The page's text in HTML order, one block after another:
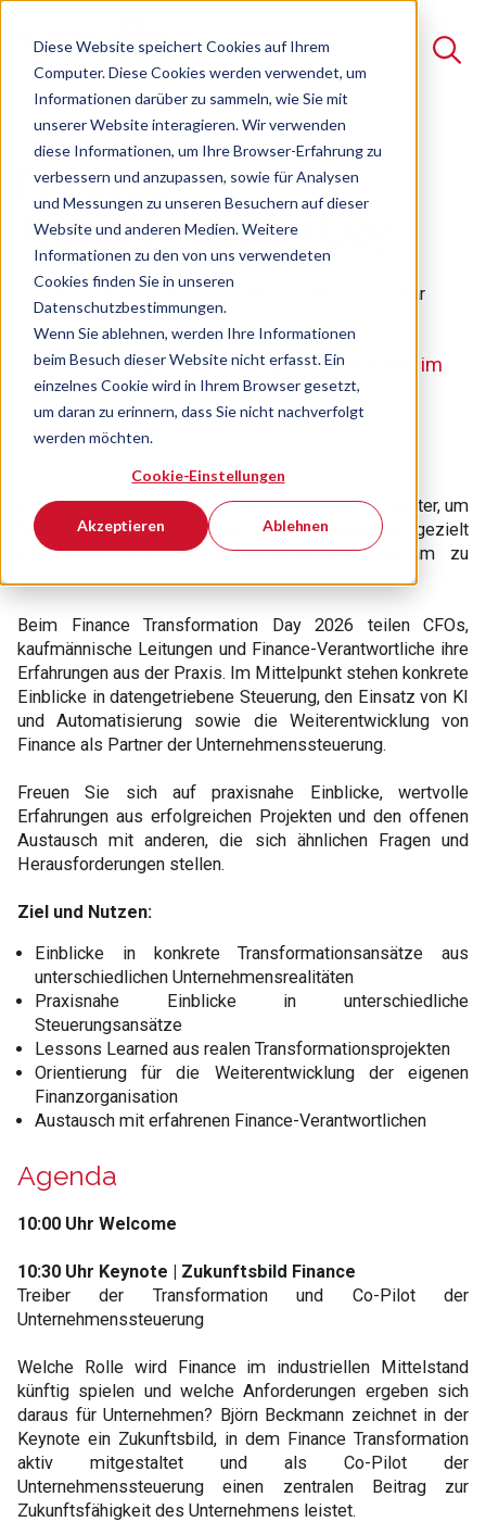
Diese Website speichert Cookies auf Ihrem
Computer. Diese Cookies werden verwendet, um
Informationen darüber zu sammeln, wie Sie mit
unserer Website interagieren. Wir verwenden
diese Informationen, um Ihre Browser-Erfahrung zu
verbessern und anzupassen, sowie für Analysen
und Messungen zu unseren Besuchern auf dieser
Website und anderen Medien. Weitere
Informationen zu den von uns verwendeten
Cookies finden Sie in unseren
Datenschutzbestimmungen.
Wenn Sie ablehnen, werden Ihre Informationen
beim Besuch dieser Website nicht erfasst. Ein
einzelnes Cookie wird in Ihrem Browser gesetzt,
um daran zu erinnern, dass Sie nicht nachverfolgt
werden möchten.
Cookie-Einstellungen
Akzeptieren Ablehnen
Suche
Es gibt keine Vorschläge, da das Suchfeld leer ist.
Finance
Transformation Day
Infoveranstaltung Nur noch wenige Plätze verfügbar
Finance im Wandel. Unternehmenssteuerung im
Fokus.
Wie entwickeln Unternehmen ihre Finanzfunktion weiter, um
fundierte Entscheidungen zu treffen, Ressourcen gezielt
einzusetzen und Unternehmenssteuerung wirksam zu
Beim Finance Transformation Day 2026 teilen CFOs,
kaufmännische Leitungen und Finance-Verantwortliche ihre
Erfahrungen aus der Praxis. Im Mittelpunkt stehen konkrete
Einblicke in datengetriebene Steuerung, den Einsatz von KI
und Automatisierung sowie die Weiterentwicklung von
Finance als Partner der Unternehmenssteuerung.
Freuen Sie sich auf praxisnahe Einblicke, wertvolle
Erfahrungen aus erfolgreichen Projekten und den offenen
Austausch mit anderen, die sich ähnlichen Fragen und
Herausforderungen stellen.
Ziel und Nutzen:
Einblicke in konkrete Transformationsansätze aus
unterschiedlichen Unternehmensrealitäten
Praxisnahe Einblicke in unterschiedliche
Steuerungsansätze
Lessons Learned aus realen Transformationsprojekten
Orientierung für die Weiterentwicklung der eigenen
Finanzorganisation
Austausch mit erfahrenen Finance-Verantwortlichen
Agenda
10:00 Uhr Welcome
10:30 Uhr Keynote | Zukunftsbild Finance
Treiber der Transformation und Co-Pilot der
Unternehmenssteuerung
Welche Rolle wird Finance im industriellen Mittelstand
künftig spielen und welche Anforderungen ergeben sich
daraus für Unternehmen? Björn Beckmann zeichnet in der
Keynote ein Zukunftsbild, in dem Finance Transformation
aktiv mitgestaltet und als Co-Pilot der
Unternehmenssteuerung einen zentralen Beitrag zur
Zukunftsfähigkeit des Unternehmens leistet.